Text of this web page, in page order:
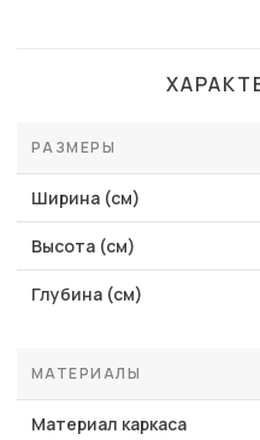
РАЗМЕРЫ
Ширина (см)
Высота (см)
Глубина (см)
МАТЕРИАЛЫ
Материал каркаса